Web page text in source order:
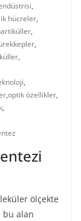
,
hücreler,
,
,
,
,
,optik özellikler,
,
ölçekte
bu alan